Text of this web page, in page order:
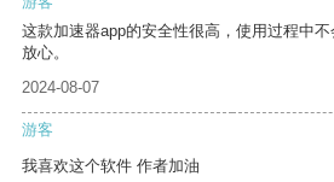
这款加速器app的安全性很高，使用过程中
放心。
2024-08-07
游客
我喜欢这个软件 作者加油